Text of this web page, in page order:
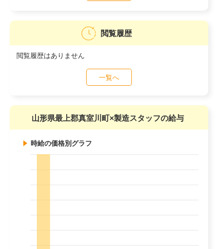
閲覧履歴
閲覧履歴はありません
一覧へ
山形県最上郡真室川町×製造スタッフの給与
時給の価格別グラフ